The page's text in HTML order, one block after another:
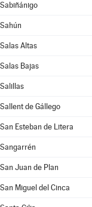
Sabiñánigo
Sahún
Salas Altas
Salas Bajas
Salillas
Sallent de Gállego
San Esteban de Litera
Sangarrén
San Juan de Plan
San Miguel del Cinca